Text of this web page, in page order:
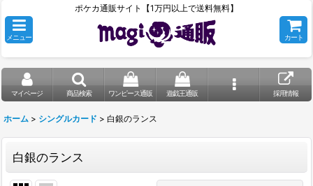
ポケカ通販サイト【1万円以上で送料無料】
メニュー カート
マイページ 商品検索 ワンピース通販 遊戯王通販 採用情報
ホーム > シングルカード > 白銀のランス
白銀のランス